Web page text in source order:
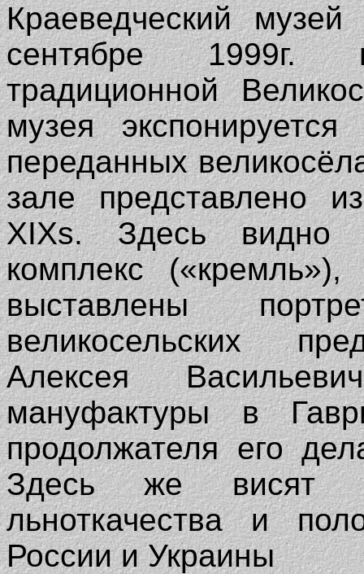
Краеведческий
сентябре 1999г.
традиционной
музея
переданных
зале представлено
XIXs. Здесь видно
комплекс
выставлены
великосельских
Алексея
мануфактуры в
продолжателя его
Здесь же висят
льноткачества и
России и Украины